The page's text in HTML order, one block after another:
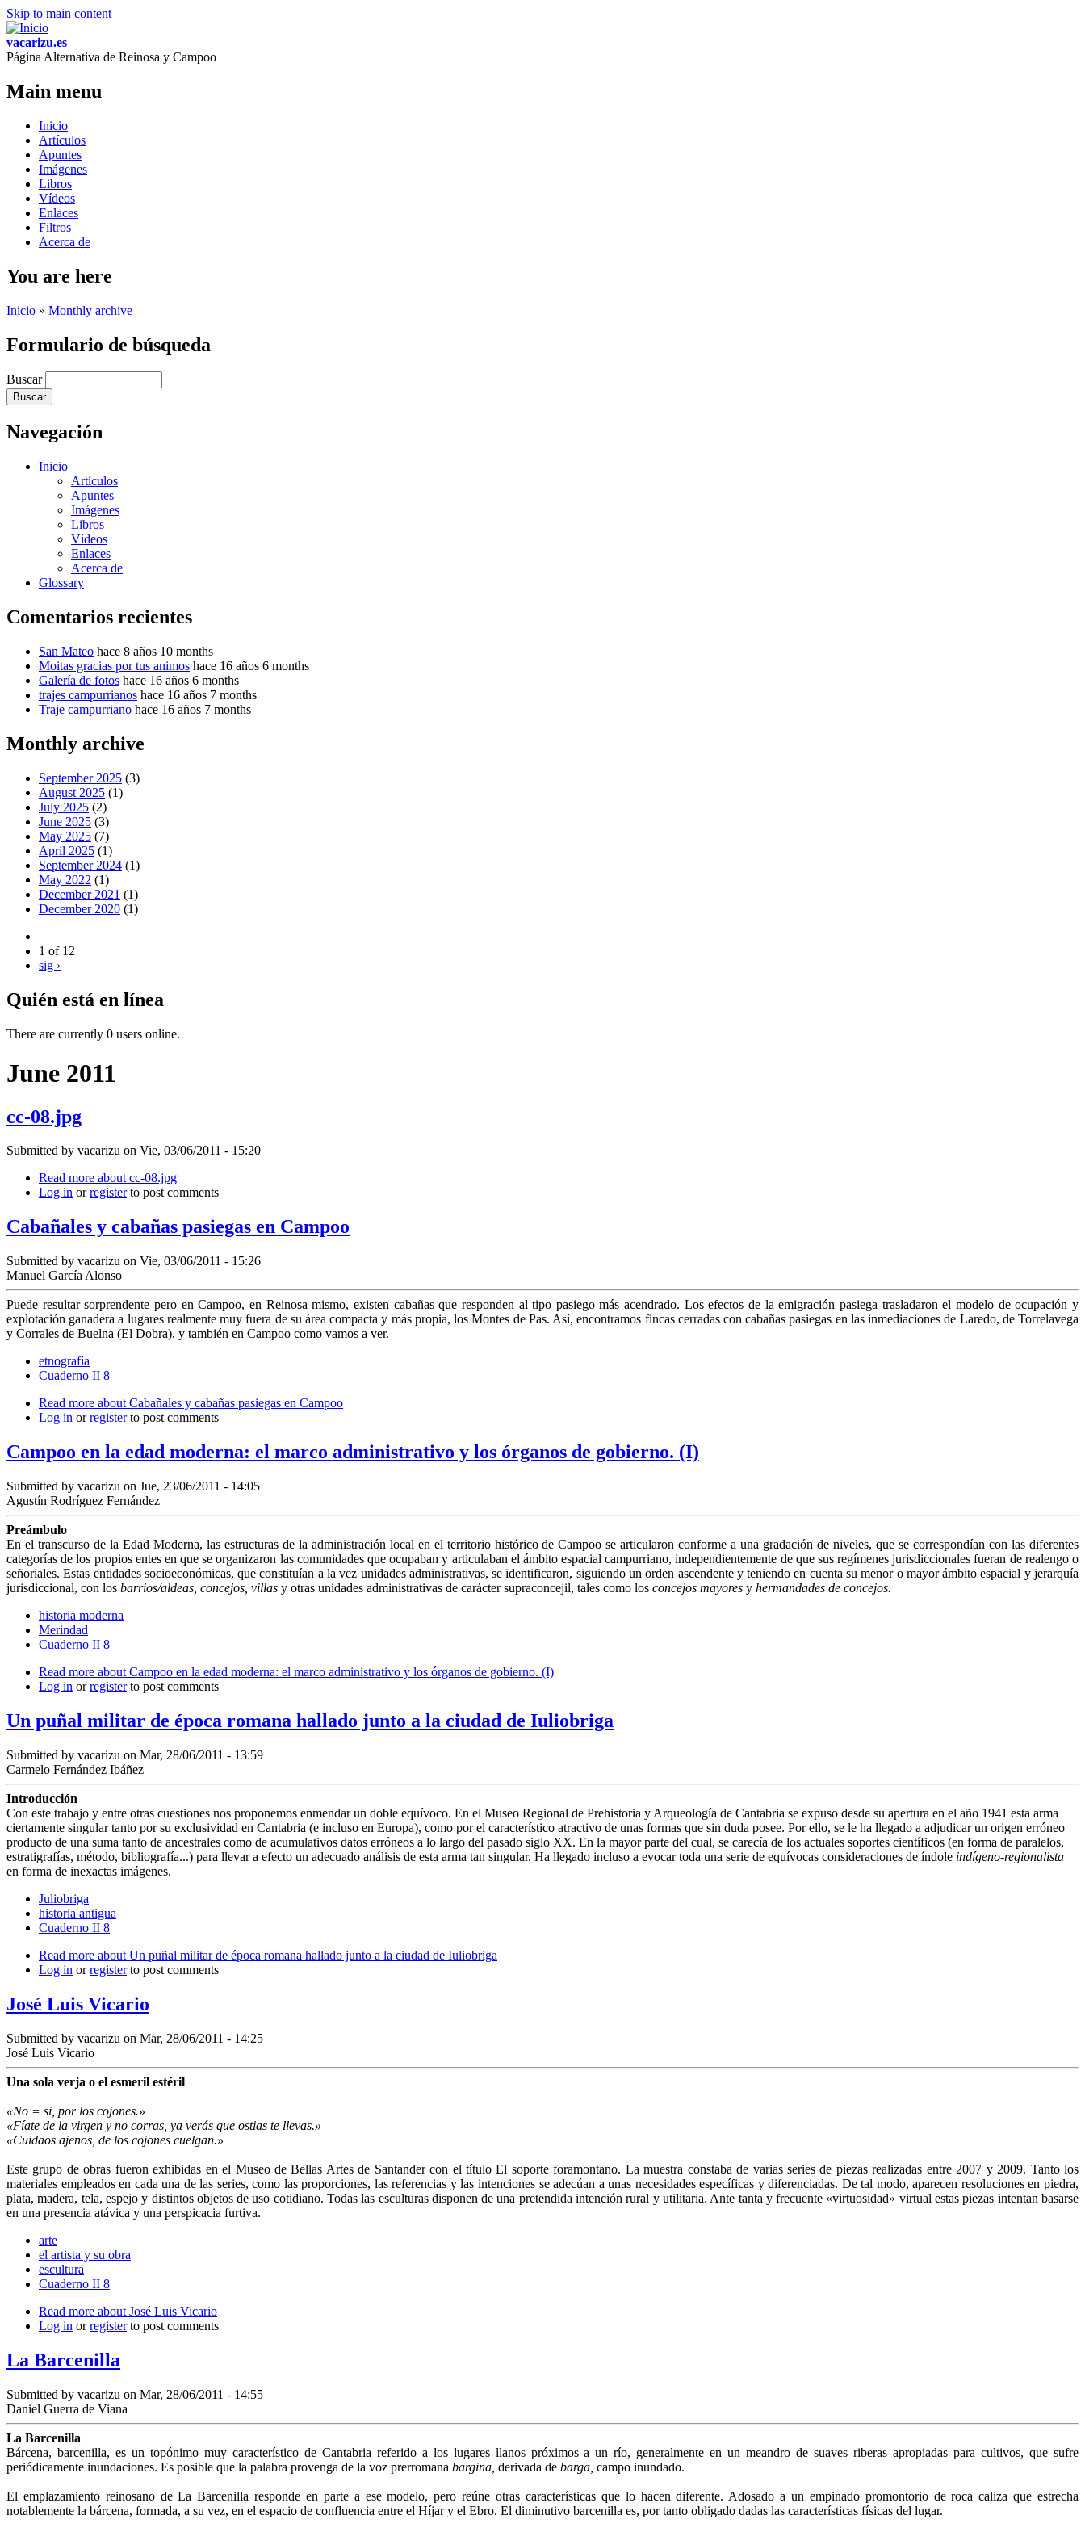
Skip to main content
vacarizu.es
Página Alternativa de Reinosa y Campoo
Main menu
Inicio
Artículos
Apuntes
Imágenes
Libros
Vídeos
Enlaces
Filtros
Acerca de
You are here
Inicio » Monthly archive
Formulario de búsqueda
Buscar
Navegación
Inicio
Artículos
Apuntes
Imágenes
Libros
Vídeos
Enlaces
Acerca de
Glossary
Comentarios recientes
San Mateo hace 8 años 10 months
Moitas gracias por tus animos hace 16 años 6 months
Galería de fotos hace 16 años 6 months
trajes campurrianos hace 16 años 7 months
Traje campurriano hace 16 años 7 months
Monthly archive
September 2025 (3)
August 2025 (1)
July 2025 (2)
June 2025 (3)
May 2025 (7)
April 2025 (1)
September 2024 (1)
May 2022 (1)
December 2021 (1)
December 2020 (1)
1 of 12
sig ›
Quién está en línea
There are currently 0 users online.
June 2011
cc-08.jpg
Submitted by vacarizu on Vie, 03/06/2011 - 15:20
Read more about cc-08.jpg
Log in orregisterto post comments
Cabañales y cabañas pasiegas en Campoo
Submitted by vacarizu on Vie, 03/06/2011 - 15:26
Manuel García Alonso
Puede resultar sorprendente pero en Campoo, en Reinosa mismo, existen cabañas que res­ponden al tipo pasiego más acendrado. Los efectos de la emigración pasiega trasladaron el mo­delo de ocupación y
explotación ganadera a lu­gares realmente muy fuera de su área compacta y más propia, los Montes de Pas. Así, encontramos fincas cerradas con cabañas pasiegas en las inme­diaciones de Laredo, de Torrelavega
y Corrales de Buelna (El Dobra), y también en Campoo como va­mos a ver.
etnografía
Cuaderno II 8
Read more about Cabañales y cabañas pasiegas en Campoo
Log in orregisterto post comments
Campoo en la edad moderna: el marco administrativo y los órganos de gobierno. (I)
Submitted by vacarizu on Jue, 23/06/2011 - 14:05
Agustín Rodríguez Fernández
Preámbulo
En el transcurso de la Edad Moderna, las es­tructuras de la administración local en el territorio histórico de Campoo se articularon conforme a una gradación de niveles, que se correspondían con las diferentes
categorías de los propios entes en que se organizaron las comunidades que ocupaban y arti­culaban el ámbito espacial campurriano, indepen­dientemente de que sus regímenes jurisdiccionales fueran de realengo o
señoriales. Estas entidades socioeconómicas, que constituían a la vez unida­des administrativas, se identificaron, siguiendo un orden ascendente y teniendo en cuenta su menor o mayor ámbito espacial y jerarquía
jurisdiccio­nal, con los barrios/aldeas, concejos, villas y otras unidades administrativas de carácter supraconcejil, tales como los concejos mayores y hermandades de concejos.
historia moderna
Merindad
Cuaderno II 8
Read more about Campoo en la edad moderna: el marco administrativo y los órganos de gobierno. (I)
Log in orregisterto post comments
Un puñal militar de época romana hallado junto a la ciudad de Iuliobriga
Submitted by vacarizu on Mar, 28/06/2011 - 13:59
Carmelo Fernández Ibáñez
Introducción
Con este trabajo y entre otras cuestiones nos proponemos enmendar un doble equívoco. En el Museo Regional de Prehistoria y Arqueología de Cantabria se expuso desde su apertura en el año 1941 esta arma
ciertamente singular tanto por su exclusividad en Cantabria (e incluso en Europa), como por el característico atractivo de unas for­mas que sin duda posee. Por ello, se le ha llegado a adjudicar un origen erróneo
producto de una suma tanto de ancestrales como de acumulativos datos erróneos a lo largo del pasado siglo XX. En la mayor parte del cual, se carecía de los actuales soportes científicos (en forma de paralelos,
estratigrafías, método, bibliografía...) para llevar a efecto un ade­cuado análisis de esta arma tan singular. Ha lle­gado incluso a evocar toda una serie de equívocas consideraciones de índole indígeno-regionalista
en forma de inexactas imágenes.
Juliobriga
historia antigua
Cuaderno II 8
Read more about Un puñal militar de época romana hallado junto a la ciudad de Iuliobriga
Log in orregisterto post comments
José Luis Vicario
Submitted by vacarizu on Mar, 28/06/2011 - 14:25
José Luis Vicario
Una sola verja o el esmeril estéril
«No = si, por los cojones.»
«Fíate de la virgen y no corras, ya verás que ostias te llevas.»
«Cuidaos ajenos, de los cojones cuelgan.»
Este grupo de obras fueron exhibidas en el Museo de Bellas Artes de Santander con el título El so­porte foramontano. La muestra constaba de varias series de piezas realizadas entre 2007 y 2009. Tanto los
materiales empleados en cada una de las series, como las proporciones, las referencias y las inten­ciones se adecúan a unas necesidades específicas y diferenciadas. De tal modo, aparecen resoluciones en piedra,
plata, madera, tela, espejo y distintos ob­jetos de uso cotidiano. Todas las esculturas disponen de una pretendida intención rural y utilitaria. Ante tanta y frecuente «virtuosidad» virtual estas piezas intentan basarse
en una presencia atávica y una perspicacia furtiva.
arte
el artista y su obra
escultura
Cuaderno II 8
Read more about José Luis Vicario
Log in orregisterto post comments
La Barcenilla
Submitted by vacarizu on Mar, 28/06/2011 - 14:55
Daniel Guerra de Viana
La Barcenilla
Bárcena, barcenilla, es un topónimo muy ca­racterístico de Cantabria referido a los lugares lla­nos próximos a un río, generalmente en un mean­dro de suaves riberas apropiadas para cultivos, que sufre
periódicamente inundaciones. Es posible que la palabra provenga de la voz prerromana bargina, derivada de barga, campo inundado.
El emplazamiento reinosano de La Barcenilla responde en parte a ese modelo, pero reúne otras características que lo hacen diferente. Adosado a un empinado promontorio de roca caliza que estre­cha
notablemente la bárcena, formada, a su vez, en el espacio de confluencia entre el Híjar y el Ebro. El diminutivo barcenilla es, por tanto obligado dadas las características físicas del lugar.